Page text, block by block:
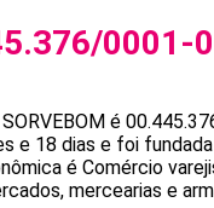
0001-
é
e 18 dias e foi
é Comércio
mercearias e